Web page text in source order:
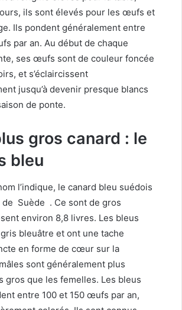
ils sont élevés pour les œufs et
Ils pondent généralement entre
par an. Au début de chaque
ses œufs sont de couleur foncée
et s’éclaircissent
jusqu’à devenir presque blancs
de ponte.
gros canard : le
bleu
l’indique, le canard bleu suédois
Suède . Ce sont de gros
environ 8,8 livres. Les bleus
bleuâtre et ont une tache
en forme de cœur sur la
sont généralement plus
gros que les femelles. Les bleus
entre 100 et 150 œufs par an,